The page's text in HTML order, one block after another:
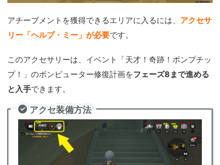
アチーブメントを獲得できるエリアに入るには、 アクセサ
リー「ヘルプ・ミー」が必要です。
このアクセサリーは、イベント「天才！奇跡！ボンプチッ
プ！」のボンピューター修復計画をフェーズ8まで進める
と入手できます。
アクセ装備方法